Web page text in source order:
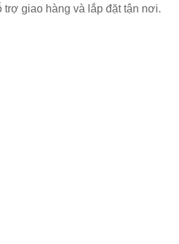
trợ giao hàng và lắp đặt tận nơi.